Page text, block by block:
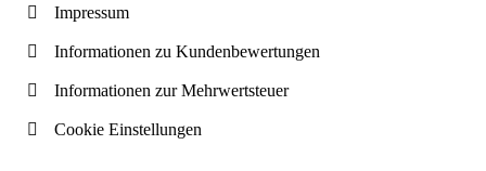
Impressum
Informationen zu Kundenbewertungen
Informationen zur Mehrwertsteuer
Cookie Einstellungen